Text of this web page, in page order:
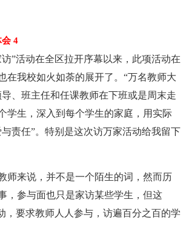
4
”活动在全区拉开序幕以来，此项活动在
在我校如火如荼的展开了。“万名教师大
、班主任和任课教师在下班或是周末走
学生，深入到每个学生的家庭，用实际
责任”。特别是这次访万家活动给我留下
师来说，并不是一个陌生的词，然而历
，参与面也只是家访某些学生，但这
，要求教师人人参与，访遍百分之百的学